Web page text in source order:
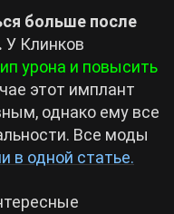
больше после
У Клинков
урона и повысить
этот имплант
однако ему все
Все моды
в одной статье.